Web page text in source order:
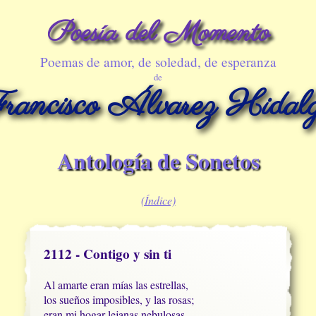
Poesía del Momento
Poemas de amor, de soledad, de esperanza
de
Álvarez
Antología de Sonetos
(Índice)
2112 - Contigo y sin ti
Al amarte eran mías las estrellas,
los sueños imposibles, y las rosas;